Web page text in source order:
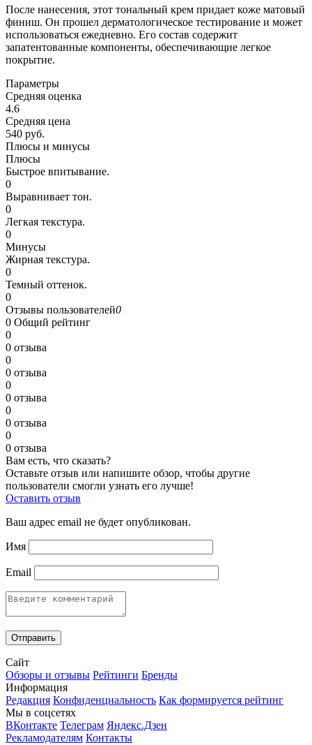
После нанесения, этот тональный крем придает коже матовый
финиш. Он прошел дерматологическое тестирование и может
использоваться ежедневно. Его состав содержит
запатентованные компоненты, обеспечивающие легкое
покрытие.
Параметры
Средняя оценка
4.6
Средняя цена
540 руб.
Плюсы и минусы
Плюсы
Быстрое впитывание.
0
Выравнивает тон.
0
Легкая текстура.
0
Минусы
Жирная текстура.
0
Темный оттенок.
0
Отзывы пользователей0
0 Общий рейтинг
0
0 отзыва
0
0 отзыва
0
0 отзыва
0
0 отзыва
0
0 отзыва
Вам есть, что сказать?
Оставьте отзыв или напишите обзор, чтобы другие
пользователи смогли узнать его лучше!
Оставить отзыв
Ваш адрес email не будет опубликован.
Имя
Email
Сайт
Обзоры и отзывы Рейтинги Бренды
Информация
Редакция Конфиденциальность Как формируется рейтинг
Мы в соцсетях
ВКонтакте Телеграм Яндекс.Дзен
Рекламодателям Контакты